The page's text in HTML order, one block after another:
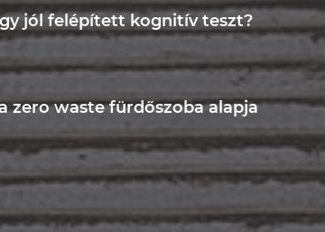
jól felépített kognitív teszt?
zero waste fürdőszoba alapja